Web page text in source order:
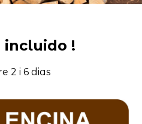
incluido !
2 i 6 dias